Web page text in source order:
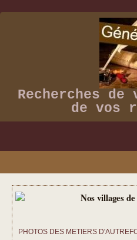
Recherches de
de vos
ACCUEIL
PRESSE
VIDEOS
PHOTOS DES METIERS